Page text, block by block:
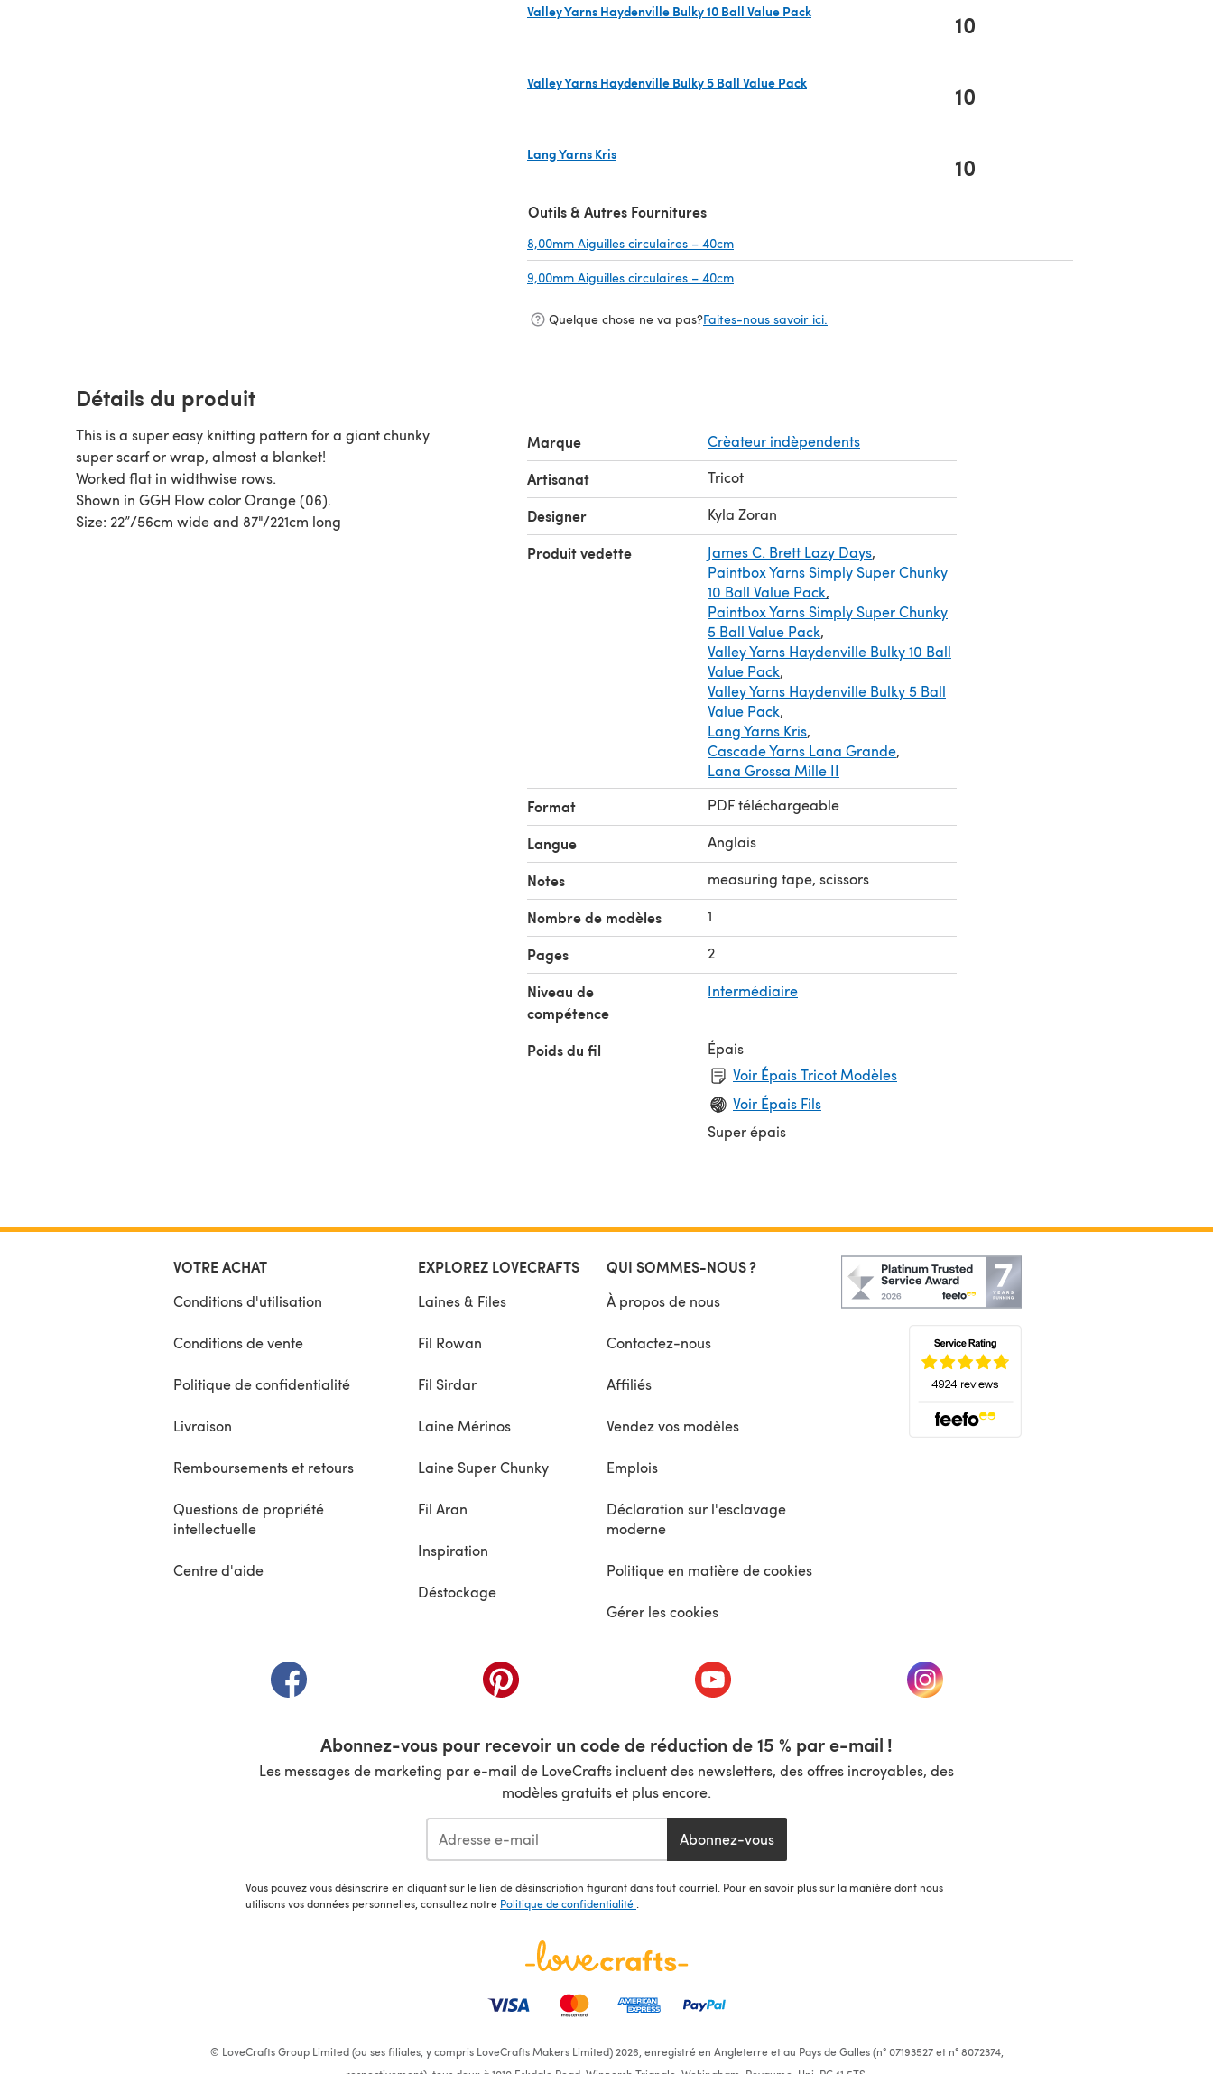
Valley Yarns Haydenville Bulky 10 Ball Value Pack
10
Valley Yarns Haydenville Bulky 5 Ball Value Pack
10
Lang Yarns Kris
10
Outils & Autres Fournitures
8,00mm Aiguilles circulaires – 40cm
9,00mm Aiguilles circulaires – 40cm
Quelque chose ne va pas?Faites-nous savoir ici.
Détails du produit
This is a super easy knitting pattern for a giant chunky
super scarf or wrap, almost a blanket!
Worked flat in widthwise rows.
Shown in GGH Flow color Orange (06).
Size: 22”/56cm wide and 87"/221cm long
Marque Crèateur indèpendents
Artisanat Tricot
Designer Kyla Zoran
Produit vedette James C. Brett Lazy Days,
Paintbox Yarns Simply Super Chunky
10 Ball Value Pack,
Paintbox Yarns Simply Super Chunky
5 Ball Value Pack,
Valley Yarns Haydenville Bulky 10 Ball
Value Pack,
Valley Yarns Haydenville Bulky 5 Ball
Value Pack,
Lang Yarns Kris,
Cascade Yarns Lana Grande,
Lana Grossa Mille II
Format PDF téléchargeable
Langue Anglais
Notes measuring tape, scissors
Nombre de modèles 1
Pages 2
Niveau de
compétence
Intermédiaire
Poids du fil
Épais
Voir Épais Tricot Modèles
Voir Épais Fils
Super épais
VOTRE ACHAT
Conditions d'utilisation
Conditions de vente
Politique de confidentialité
Livraison
Remboursements et retours
Questions de propriété
intellectuelle
Centre d'aide
EXPLOREZ LOVECRAFTS
Laines & Files
Fil Rowan
Fil Sirdar
Laine Mérinos
Laine Super Chunky
Fil Aran
Inspiration
Déstockage
QUI SOMMES-NOUS ?
À propos de nous
Contactez-nous
Affiliés
Vendez vos modèles
Emplois
Déclaration sur l'esclavage
moderne
Politique en matière de cookies
Gérer les cookies
(s'ouvre dans un nouvel onglet) (s'ouvre dans un nouvel onglet) (s'ouvre dans un nouvel onglet) (s'ouvre dans un nouvel onglet)
Abonnez-vous pour recevoir un code de réduction de 15 % par e-mail !
Les messages de marketing par e-mail de LoveCrafts incluent des newsletters, des offres incroyables, des
modèles gratuits et plus encore.
Abonnez-vous
Vous pouvez vous désinscrire en cliquant sur le lien de désinscription figurant dans tout courriel. Pour en savoir plus sur la manière dont nous
utilisons vos données personnelles, consultez notre Politique de confidentialité
© LoveCrafts Group Limited (ou ses filiales, y compris LoveCrafts Makers Limited) 2026, enregistré en Angleterre et au Pays de Galles (n° 07193527 et n° 8072374,